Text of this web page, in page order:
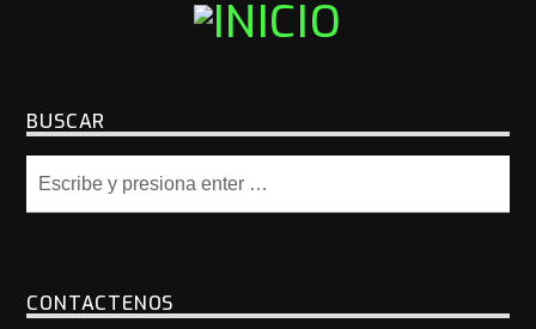
BUSCAR
CONTACTENOS